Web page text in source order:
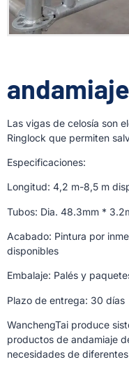
Las vigas de celosía son
Ringlock que permiten
Especificaciones:
Longitud: 4,2 m-8,5 m
Tubos: Dia. 48.3mm *
Acabado: Pintura por
disponibles
Embalaje: Palés y
Plazo de entrega: 30 días
WanchengTai produce
productos de andamiaje
necesidades de